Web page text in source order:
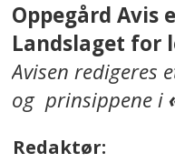
Oppegård Avis
Landslaget for
Avisen redigeres
og prinsippene i
Redaktør: